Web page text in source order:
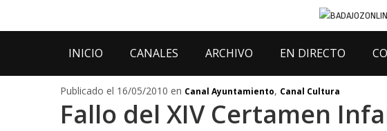
INICIO CANALES ARCHIVO EN DIRECTO
Publicado el 16/05/2010 en Canal Ayuntamiento, Canal Cultura
Fallo del XIV Certamen